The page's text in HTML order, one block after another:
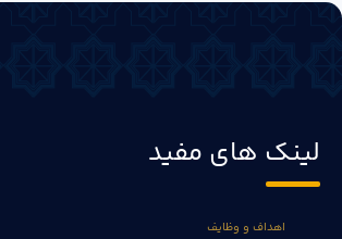
لینک های مفید
اهداف و وظایف